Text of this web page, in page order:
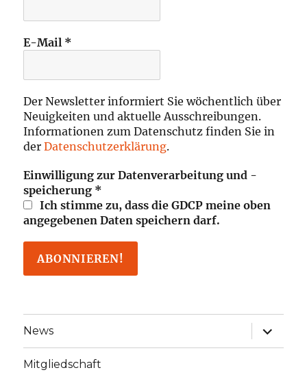
E-Mail *
Der Newsletter informiert Sie wöchentlich über
Neuigkeiten und aktuelle Ausschreibungen.
Informationen zum Datenschutz finden Sie in
derDatenschutzerklärung.
Einwilligung zur Datenverarbeitung und -
speicherung *
Ich stimme zu, dass die GDCP meine oben
angegebenen Daten speichern darf.
News
öffnen
Mitgliedschaft